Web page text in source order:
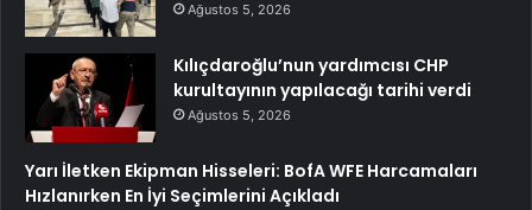
Ağustos 5, 2026
Kılıçdaroğlu’nun yardımcısı CHP
kurultayının yapılacağı tarihi verdi
Ağustos 5, 2026
Yarı İletken Ekipman Hisseleri: BofA WFE Harcamaları
Hızlanırken En İyi Seçimlerini Açıkladı